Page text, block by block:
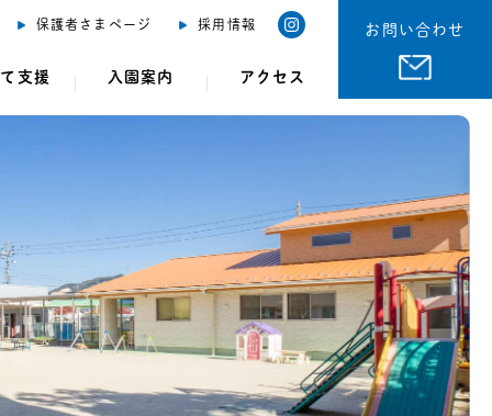
保護者さまページ 採用情報
支援 入園案内 アクセス
お問い合わせ